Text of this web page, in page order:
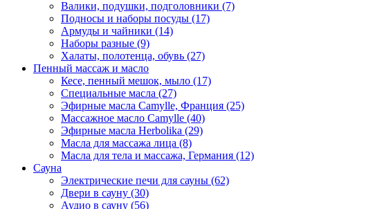
Валики, подушки, подголовники (7)
Подносы и наборы посуды (17)
Армуды и чайники (14)
Наборы разные (9)
Халаты, полотенца, обувь (27)
Пенный массаж и масло
Кесе, пенный мешок, мыло (17)
Специальные масла (27)
Эфирные масла Camylle, Франция (25)
Массажное масло Camylle (40)
Эфирные масла Herbolika (29)
Масла для массажа лица (8)
Масла для тела и массажа, Германия (12)
Сауна
Электрические печи для сауны (62)
Двери в сауну (30)
Аудио в сауну (56)